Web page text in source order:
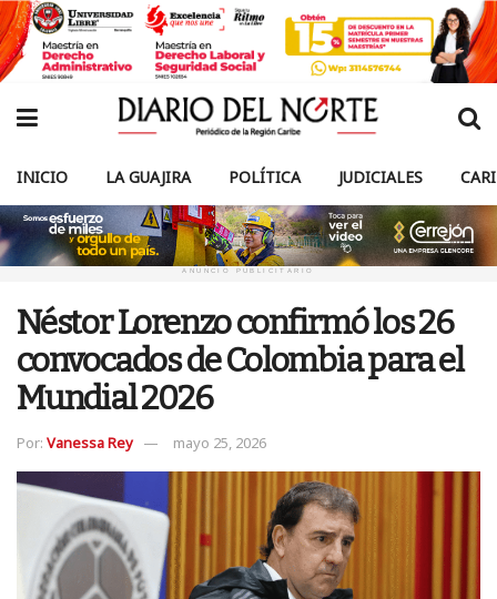
INICIO LA GUAJIRA POLÍTICA JUDICIALES
ANUNCIO PUBLICITARIO
Néstor Lorenzo confirmó los 26
convocados de Colombia para el
Mundial 2026
Por: Vanessa Rey mayo 25, 2026